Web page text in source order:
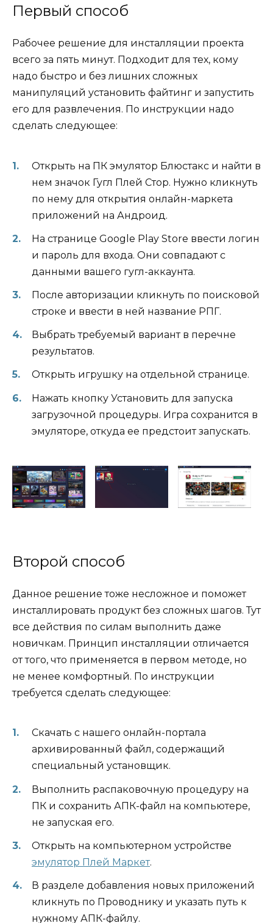
Первый способ
Рабочее решение для инсталляции проекта
всего за пять минут. Подходит для тех, кому
надо быстро и без лишних сложных
манипуляций установить файтинг и запустить
его для развлечения. По инструкции надо
сделать следующее:
Открыть на ПК эмулятор Блюстакс и найти в
нем значок Гугл Плей Стор. Нужно кликнуть
по нему для открытия онлайн-маркета
приложений на Андроид.
На странице Google Play Store ввести логин
и пароль для входа. Они совпадают с
данными вашего гугл-аккаунта.
После авторизации кликнуть по поисковой
строке и ввести в ней название РПГ.
Выбрать требуемый вариант в перечне
результатов.
Открыть игрушку на отдельной странице.
Нажать кнопку Установить для запуска
загрузочной процедуры. Игра сохранится в
эмуляторе, откуда ее предстоит запускать.
Второй способ
Данное решение тоже несложное и поможет
инсталлировать продукт без сложных шагов. Тут
все действия по силам выполнить даже
новичкам. Принцип инсталляции отличается
от того, что применяется в первом методе, но
не менее комфортный. По инструкции
требуется сделать следующее:
Скачать с нашего онлайн-портала
архивированный файл, содержащий
специальный установщик.
Выполнить распаковочную процедуру на
ПК и сохранить АПК-файл на компьютере,
не запуская его.
Открыть на компьютерном устройстве
эмулятор Плей Маркет.
В разделе добавления новых приложений
кликнуть по Проводнику и указать путь к
нужному АПК-файлу.